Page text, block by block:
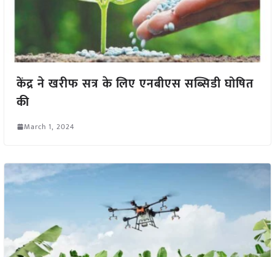
केंद्र ने खरीफ सत्र के लिए एनबीएस सब्सिडी घोषित
की
March 1, 2024